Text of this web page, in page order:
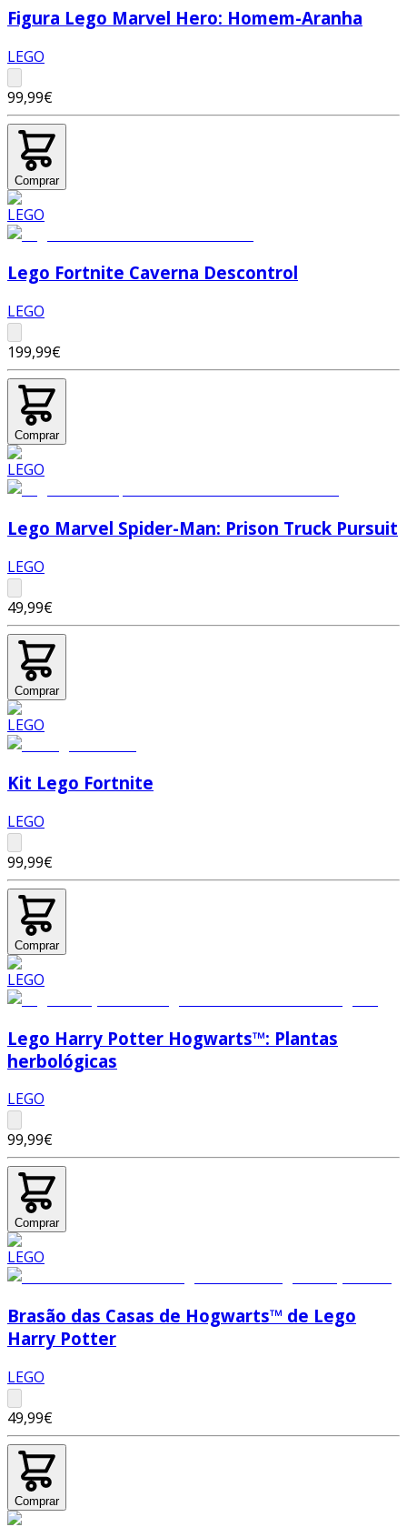
Figura Lego Marvel Hero: Homem-Aranha
LEGO
99,99€
Comprar
Lego Fortnite Caverna Descontrol
LEGO
199,99€
Comprar
Lego Marvel Spider-Man: Prison Truck Pursuit
LEGO
49,99€
Comprar
Kit Lego Fortnite
LEGO
99,99€
Comprar
Lego Harry Potter Hogwarts™: Plantas
herbológicas
LEGO
99,99€
Comprar
Brasão das Casas de Hogwarts™ de Lego
Harry Potter
LEGO
49,99€
Comprar